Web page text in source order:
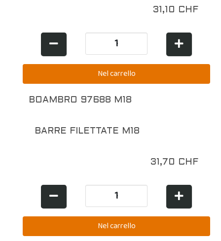
31,10 CHF
BOAMBRO 97688 M18
BARRE FILETTATE M18
31,70 CHF